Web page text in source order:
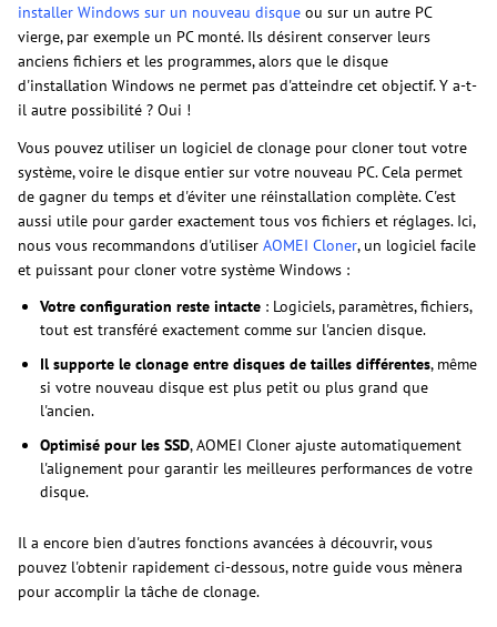
installer Windows sur un nouveau disque ou sur un autre PC
vierge, par exemple un PC monté. Ils désirent conserver leurs
anciens fichiers et les programmes, alors que le disque
d'installation Windows ne permet pas d'atteindre cet objectif. Y a-t-
il autre possibilité ? Oui !
Vous pouvez utiliser un logiciel de clonage pour cloner tout votre
système, voire le disque entier sur votre nouveau PC. Cela permet
de gagner du temps et d'éviter une réinstallation complète. C'est
aussi utile pour garder exactement tous vos fichiers et réglages. Ici,
nous vous recommandons d'utiliser AOMEI Cloner, un logiciel facile
et puissant pour cloner votre système Windows :
Votre configuration reste intacte : Logiciels, paramètres, fichiers,
tout est transféré exactement comme sur l'ancien disque.
Il supporte le clonage entre disques de tailles différentes, même
si votre nouveau disque est plus petit ou plus grand que
l'ancien.
Optimisé pour les SSD, AOMEI Cloner ajuste automatiquement
l'alignement pour garantir les meilleures performances de votre
disque.
Il a encore bien d'autres fonctions avancées à découvrir, vous
pouvez l'obtenir rapidement ci-dessous, notre guide vous mènera
pour accomplir la tâche de clonage.